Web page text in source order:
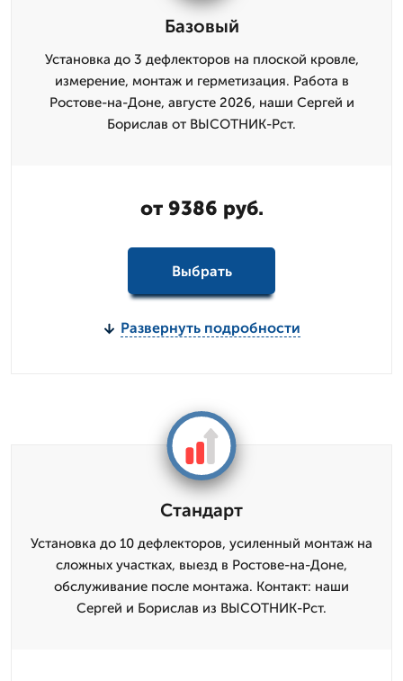
Базовый
Установка до 3 дефлекторов на плоской кровле,
измерение, монтаж и герметизация. Работа в
Ростове-на-Доне, августе 2026, наши Сергей и
Борислав от ВЫСОТНИК-Рст.
от 9386 руб.
Выбрать
Развернуть подробности
Стандарт
Установка до 10 дефлекторов, усиленный монтаж на
сложных участках, выезд в Ростове-на-Доне,
обслуживание после монтажа. Контакт: наши
Сергей и Борислав из ВЫСОТНИК-Рст.